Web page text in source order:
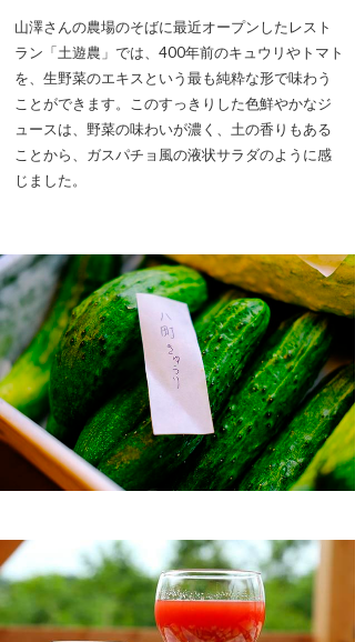
山澤さんの農場のそばに最近オープンしたレスト
ラン「土遊農」では、400年前のキュウリやトマト
を、生野菜のエキスという最も純粋な形で味わう
ことができます。このすっきりした色鮮やかなジ
ュースは、野菜の味わいが濃く、土の香りもある
ことから、ガスパチョ風の液状サラダのように感
じました。